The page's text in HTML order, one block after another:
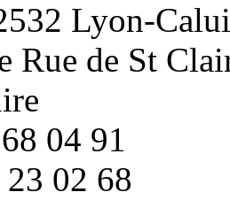
Lyon-
Rue de St
04 91
02 68